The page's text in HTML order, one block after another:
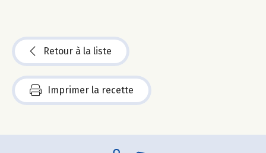
Retour à la liste
Imprimer la recette